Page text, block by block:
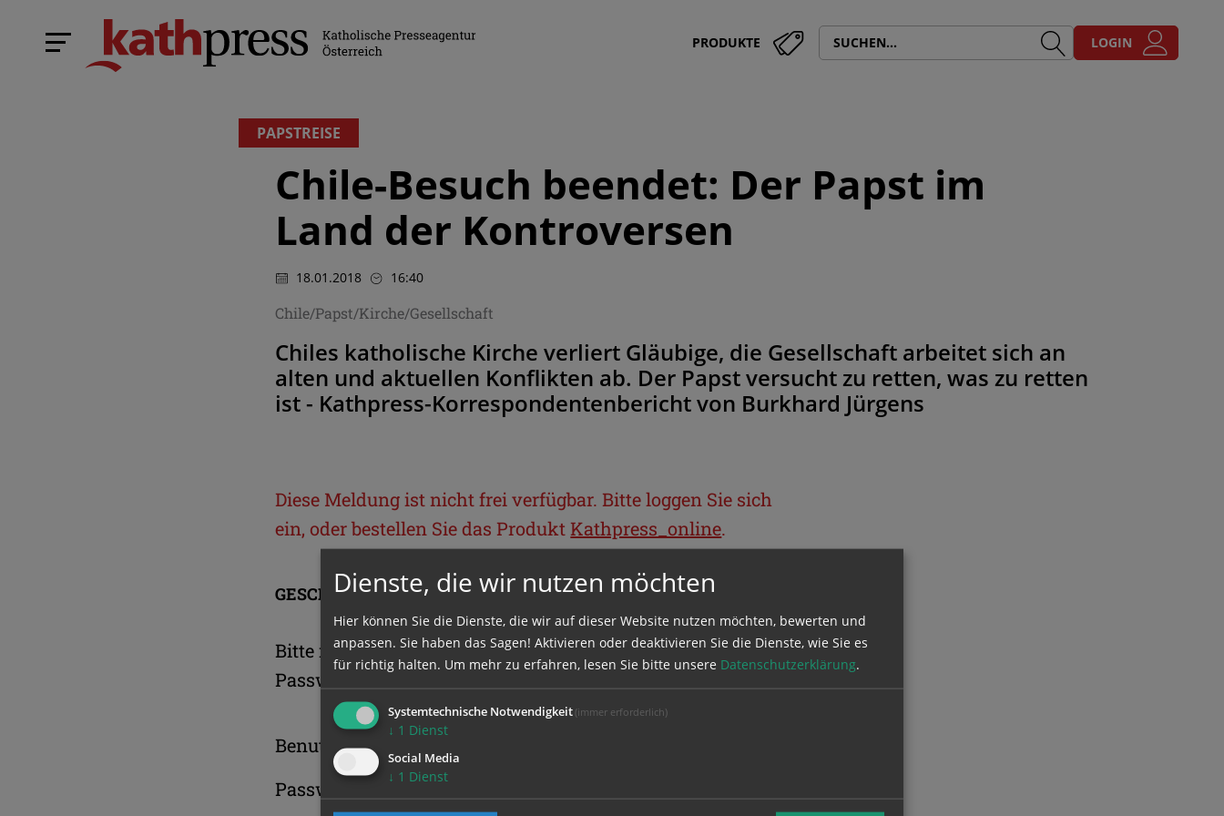
PRODUKTE LOGIN
PAPSTREISE
Chile-Besuch beendet: Der Papst im
Land der Kontroversen
18.01.2018 16:40
Chile/Papst/Kirche/Gesellschaft
Chiles katholische Kirche verliert Gläubige, die Gesellschaft arbeitet sich an
alten und aktuellen Konflikten ab. Der Papst versucht zu retten, was zu retten
ist - Kathpress-Korrespondentenbericht von Burkhard Jürgens
Diese Meldung ist nicht frei verfügbar. Bitte loggen Sie sich
ein, oder bestellen Sie das Produkt Kathpress_online.
GESCHÜTZTER BEREICH
Bitte melden Sie sich mit Ihrem Benutzernamen und
Passwort an.
Benutzername
Passwort
Dienste, die wir nutzen möchten
Hier können Sie die Dienste, die wir auf dieser Website nutzen möchten, bewerten und
anpassen. Sie haben das Sagen! Aktivieren oder deaktivieren Sie die Dienste, wie Sie es
für richtig halten. Um mehr zu erfahren, lesen Sie bitte unsere Datenschutzerklärung.
Systemtechnische Notwendigkeit (immer erforderlich)
↓ 1 Dienst
Social Media
↓ 1 Dienst